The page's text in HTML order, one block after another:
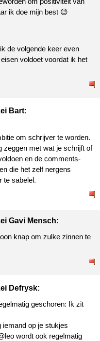
ik doe mijn best 😉
de volgende keer even
voldoet voordat ik het
Bart:
om schrijver te worden.
zeggen met wat je schrijft of
en de comments-
die het zelf nergens
te sabelel.
Gavi Mensch:
knap om zulke zinnen te
Defrysk:
geschoren: Ik zit
iemand op je stukjes
wordt ook regelmatig